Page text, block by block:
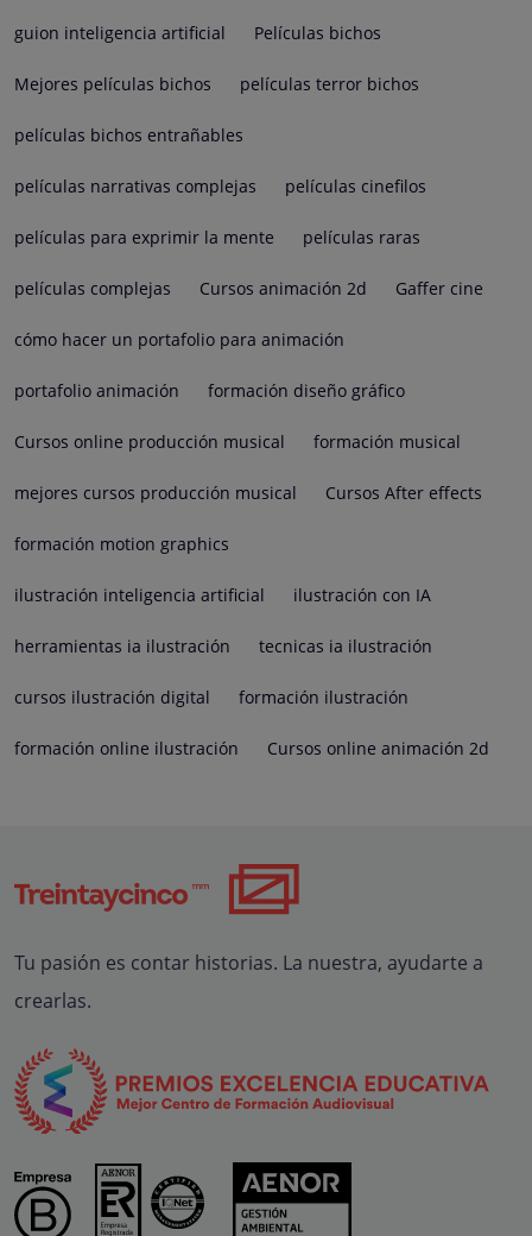
guion inteligencia artificial Películas bichos
Mejores películas bichos películas terror bichos
películas bichos entrañables
películas narrativas complejas películas cinefilos
películas para exprimir la mente películas raras
películas complejas Cursos animación 2d Gaffer cine
cómo hacer un portafolio para animación
portafolio animación formación diseño gráfico
Cursos online producción musical formación musical
mejores cursos producción musical Cursos After effects
formación motion graphics
ilustración inteligencia artificial ilustración con IA
herramientas ia ilustración tecnicas ia ilustración
cursos ilustración digital formación ilustración
formación online ilustración Cursos online animación 2d
Tu pasión es contar historias. La nuestra, ayudarte a
crearlas.